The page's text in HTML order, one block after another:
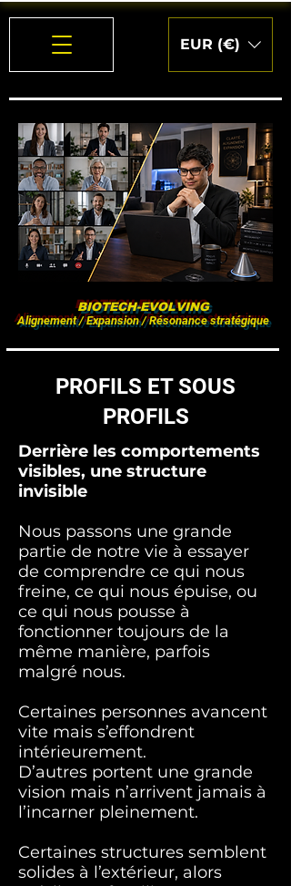
EUR (€)
BIOTECH-EVOLVING
Alignement / Expansion / Résonance stratégique
PROFILS ET SOUS
PROFILS
Derrière les comportements
visibles, une structure
invisible
Nous passons une grande
partie de notre vie à essayer
de comprendre ce qui nous
freine, ce qui nous épuise, ou
ce qui nous pousse à
fonctionner toujours de la
même manière, parfois
malgré nous.
Certaines personnes avancent
vite mais s’effondrent
intérieurement.
D’autres portent une grande
vision mais n’arrivent jamais à
l’incarner pleinement.
Certaines structures semblent
solides à l’extérieur, alors